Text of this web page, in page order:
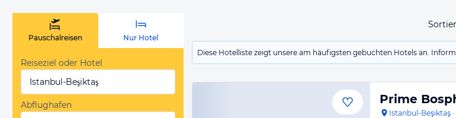
Diese Hotelliste zeigt unsere am häufigsten gebuchten Hotels an.
Pauschalreisen Nur Hotel
Reiseziel oder Hotel
Istanbul-Beşiktaş
Abflughafen
Prime
Istanbul-Beşiktaş ·